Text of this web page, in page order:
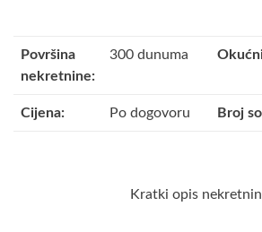
Površina
nekretnine:
300 dunuma
Cijena: Po dogovoru Broj
Kratki opis